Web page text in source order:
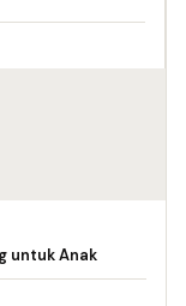
untuk Anak